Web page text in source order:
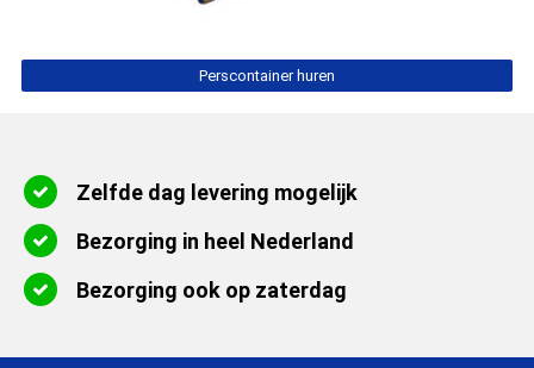
Perscontainer huren
Zelfde dag levering mogelijk
Bezorging in heel Nederland
Bezorging ook op zaterdag